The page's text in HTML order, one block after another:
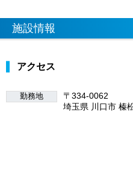
施設情報
アクセス
勤務地
〒334-0062
埼玉県 川口市 榛